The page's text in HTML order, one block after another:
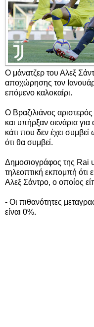
Ο μάνατζερ του Αλεξ
αποχώρησης τον
επόμενο καλοκαίρι.
Ο Βραζιλιάνος
και υπήρξαν σενάρια
κάτι που δεν έχει
ότι θα συμβεί.
Δημοσιογράφος της Rai
τηλεοπτική εκπομπή ότι
Αλεξ Σάντρο, ο οποίος
- Οι πιθανότητες
είναι 0%.